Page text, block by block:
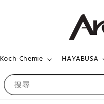
搜尋
Koch-Chemie HAYABUSA